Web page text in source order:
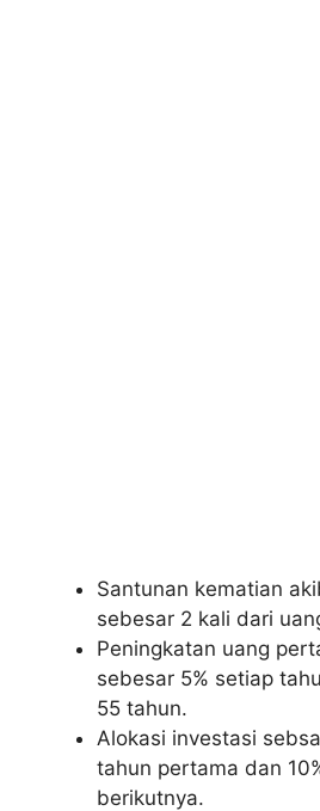
Santunan kematian
sebesar 2 kali dari
Peningkatan uang
sebesar 5% setiap
55 tahun.
Alokasi investasi
tahun pertama dan
berikutnya.